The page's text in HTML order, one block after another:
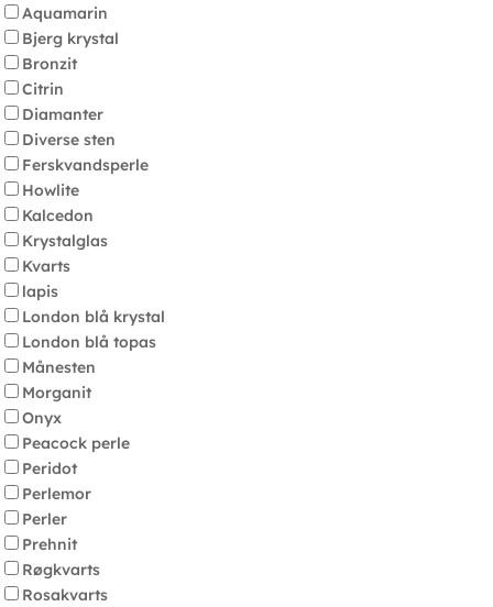
Aquamarin
Bjerg krystal
Bronzit
Citrin
Diamanter
Diverse sten
Ferskvandsperle
Howlite
Kalcedon
Krystalglas
Kvarts
lapis
London blå krystal
London blå topas
Månesten
Morganit
Onyx
Peacock perle
Peridot
Perlemor
Perler
Prehnit
Røgkvarts
Rosakvarts